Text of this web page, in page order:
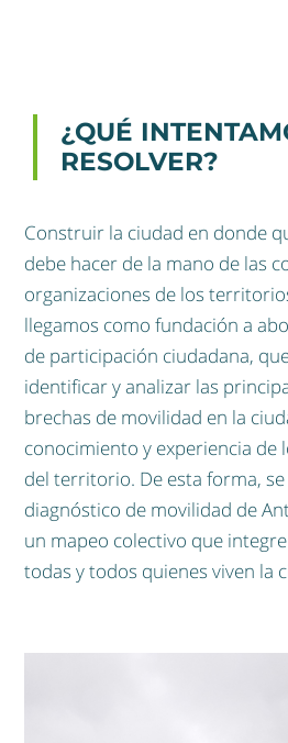
¿QUÉ
RESOLVER?
Construir la ciudad en donde
debe hacer de la mano de las
organizaciones de los
llegamos como fundación a
de participación ciudadana,
identificar y analizar las
brechas de movilidad en la
conocimiento y experiencia de
del territorio. De esta forma,
diagnóstico de movilidad de
un mapeo colectivo que
todas y todos quienes viven la